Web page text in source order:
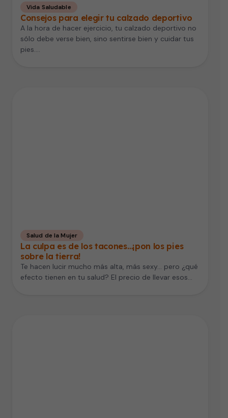
Vida Saludable
Consejos para elegir tu calzado deportivo
A la hora de hacer ejercicio, tu calzado deportivo no
sólo debe verse bien, sino sentirse bien y cuidar tus
pies.…
Salud de la Mujer
La culpa es de los tacones…¡pon los pies
sobre la tierra!
Te hacen lucir mucho más alta, más sexy… pero ¿qué
efecto tienen en tu salud? El precio de llevar esos…